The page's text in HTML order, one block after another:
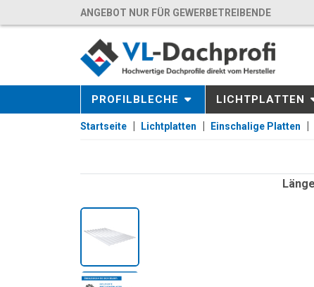
ANGEBOT NUR FÜR GEWERBETREIBENDE
PROFILBLECHE LICHTPLATTEN
Startseite Lichtplatten Einschalige Platten